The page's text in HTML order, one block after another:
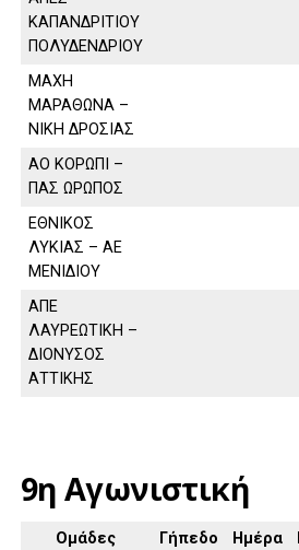
ΚΑΠΑΝΔΡΙΤΙΟΥ
ΠΟΛΥΔΕΝΔΡΙΟΥ
ΜΑΧΗ
ΜΑΡΑΘΩΝΑ –
ΝΙΚΗ ΔΡΟΣΙΑΣ
ΑΟ ΚΟΡΩΠΙ –
ΠΑΣ ΩΡΩΠΟΣ
ΕΘΝΙΚΟΣ
ΛΥΚΙΑΣ – ΑΕ
ΜΕΝΙΔΙΟΥ
ΑΠΕ
ΛΑΥΡΕΩΤΙΚΗ –
ΔΙΟΝΥΣΟΣ
ΑΤΤΙΚΗΣ
9η Αγωνιστική
Ομάδες Γήπεδο Ημέρα